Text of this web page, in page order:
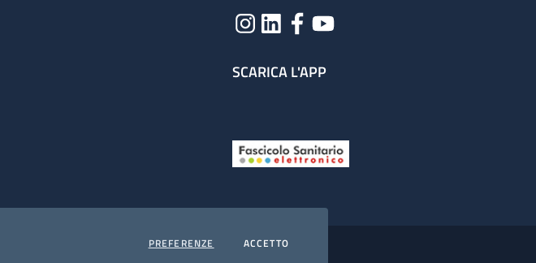
PREFERENZE COOKIESACCETTOI COOKIES
SCARICA L'APP